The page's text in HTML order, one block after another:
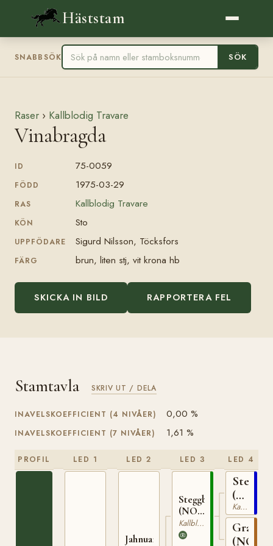
Häststam
SNABBSÖK SÖK
Raser › Kallblodig Travare
Vinabragda
ID 75-0059
FÖDD 1975-03-29
RAS Kallblodig Travare
KÖN Sto
UPPFÖDARE Sigurd Nilsson, Töcksfors
FÄRG brun, liten stj, vit krona hb
SKICKA IN BILD RAPPORTERA FEL
Stamtavla SKRIV UT / DELA
INAVELSKOEFFICIENT (4 NIVÅER) 0,00 %
INAVELSKOEFFICIENT (7 NIVÅER) 1,61 %
PROFIL LED 1 LED 2
Jahnuar
LED 3
Steggbest
(NO)
T-233Kallblodig Travare
LED 4
Stegg
(NO)
T-
169
Kallblodig Travare
Grasiös
(NO)